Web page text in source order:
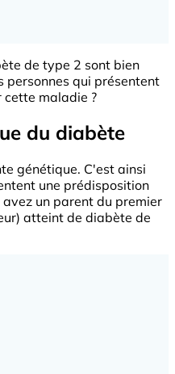
de type 2 sont bien
personnes qui présentent
cette maladie ?
du diabète
génétique. C'est ainsi
une prédisposition
un parent du premier
atteint de diabète de